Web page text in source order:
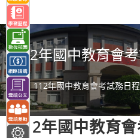
要
內
容 112年國中教育會
> 112年國中教育會考試務日
112年國中教育